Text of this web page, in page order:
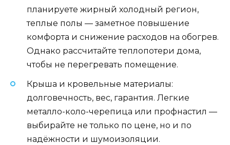
планируете жирный холодный регион,
теплые полы — заметное повышение
комфорта и снижение расходов на обогрев.
Однако рассчитайте теплопотери дома,
чтобы не перегревать помещение.
Крыша и кровельные материалы:
долговечность, вес, гарантия. Легкие
металло-коло-черепица или профнастил —
выбирайте не только по цене, но и по
надёжности и шумоизоляции.